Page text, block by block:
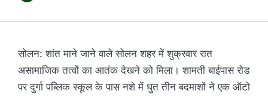
सोलन: शांत माने जाने वाले सोलन शहर में शुक्रवार रात
असामाजिक तत्वों का आतंक देखने को मिला। शामती बाईपास रोड
पर दुर्गा पब्लिक स्कूल के पास नशे में धुत तीन बदमाशों ने एक ऑटो